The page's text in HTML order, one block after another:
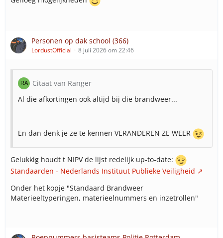
Personen op dak school (366)
LordustOfficial 8 juli 2026 om 22:46
Citaat van Ranger
Al die afkortingen ook altijd bij die brandweer...
En dan denk je ze te kennen VERANDEREN ZE WEER
Gelukkig houdt t NIPV de lijst redelijk up-to-date:
Standaarden - Nederlands Instituut Publieke Veiligheid
Onder het kopje "Standaard Brandweer
Materieeltyperingen, materieelnummers en inzetrollen"